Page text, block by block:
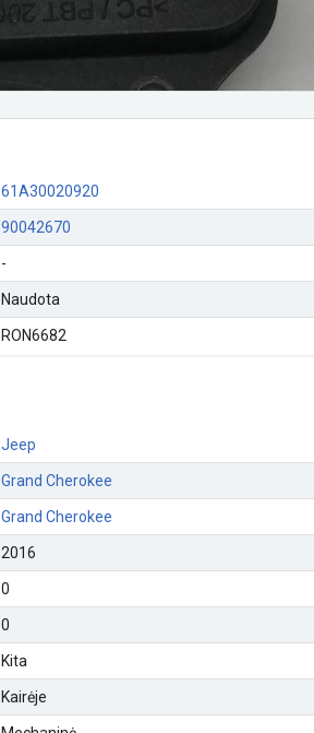
61A30020920
90042670
-
Naudota
RON6682
Jeep
Grand Cherokee
Grand Cherokee
2016
0
0
Kita
Kairėje